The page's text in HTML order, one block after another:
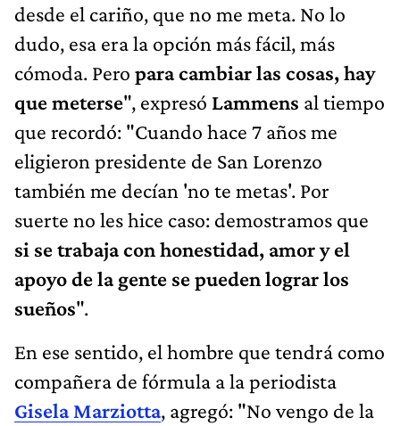
desde el cariño, que no me meta. No lo
dudo, esa era la opción más fácil, más
cómoda. Pero para cambiar las cosas, hay
que meterse", expresó Lammens al tiempo
que recordó: "Cuando hace 7 años me
eligieron presidente de San Lorenzo
también me decían 'no te metas'. Por
suerte no les hice caso: demostramos que
si se trabaja con honestidad, amor y el
apoyo de la gente se pueden lograr los
sueños".
En ese sentido, el hombre que tendrá como
compañera de fórmula a la periodista
Gisela Marziotta, agregó: "No vengo de la